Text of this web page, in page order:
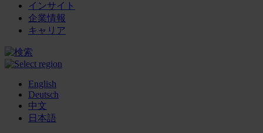
インサイト
企業情報
キャリア
English
Deutsch
中文
日本語